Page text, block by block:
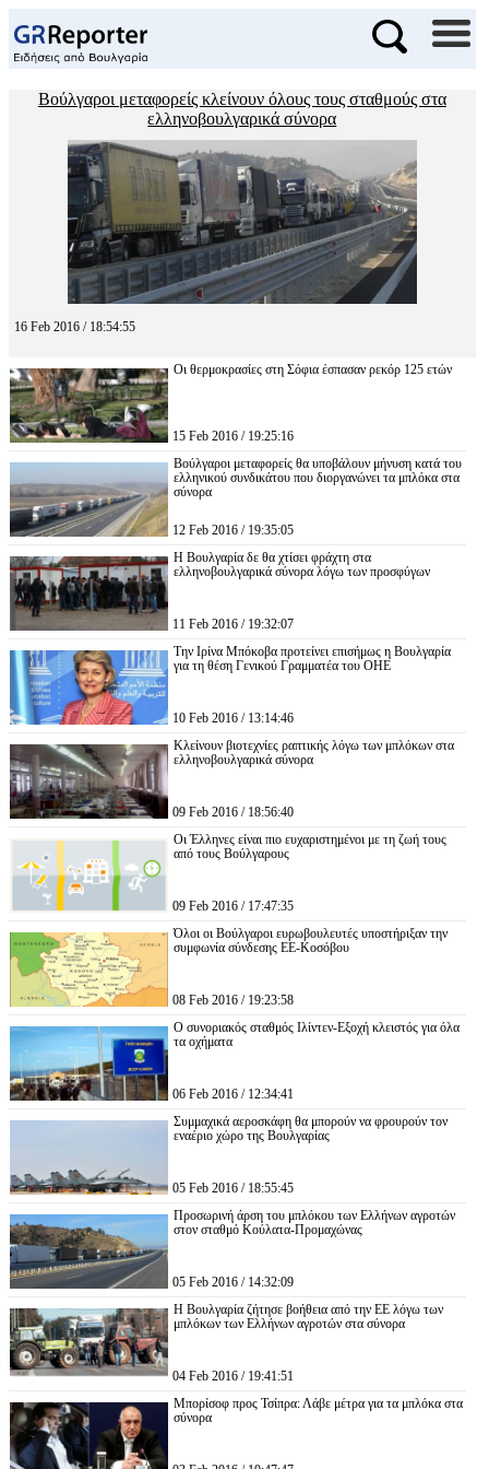
Βούλγαροι μεταφορείς κλείνουν όλους τους σταθμούς στα
ελληνοβουλγαρικά σύνορα
16 Feb 2016 / 18:54:55
Οι θερμοκρασίες στη Σόφια έσπασαν ρεκόρ 125 ετών
15 Feb 2016 / 19:25:16
Βούλγαροι μεταφορείς θα υποβάλουν μήνυση κατά του
ελληνικού συνδικάτου που διοργανώνει τα μπλόκα στα
σύνορα
12 Feb 2016 / 19:35:05
Η Βουλγαρία δε θα χτίσει φράχτη στα
ελληνοβουλγαρικά σύνορα λόγω των προσφύγων
11 Feb 2016 / 19:32:07
Την Ιρίνα Μπόκοβα προτείνει επισήμως η Βουλγαρία
για τη θέση Γενικού Γραμματέα του ΟΗΕ
10 Feb 2016 / 13:14:46
Κλείνουν βιοτεχνίες ραπτικής λόγω των μπλόκων στα
ελληνοβουλγαρικά σύνορα
09 Feb 2016 / 18:56:40
Οι Έλληνες είναι πιο ευχαριστημένοι με τη ζωή τους
από τους Βούλγαρους
09 Feb 2016 / 17:47:35
Όλοι οι Βούλγαροι ευρωβουλευτές υποστήριξαν την
συμφωνία σύνδεσης ΕΕ-Κοσόβου
08 Feb 2016 / 19:23:58
Ο συνοριακός σταθμός Ιλίντεν-Εξοχή κλειστός για όλα
τα οχήματα
06 Feb 2016 / 12:34:41
Συμμαχικά αεροσκάφη θα μπορούν να φρουρούν τον
εναέριο χώρο της Βουλγαρίας
05 Feb 2016 / 18:55:45
Προσωρινή άρση του μπλόκου των Ελλήνων αγροτών
στον σταθμό Κούλατα-Προμαχώνας
05 Feb 2016 / 14:32:09
Η Βουλγαρία ζήτησε βοήθεια από την ΕΕ λόγω των
μπλόκων των Ελλήνων αγροτών στα σύνορα
04 Feb 2016 / 19:41:51
Μπορίσοφ προς Τσίπρα: Λάβε μέτρα για τα μπλόκα στα
σύνορα